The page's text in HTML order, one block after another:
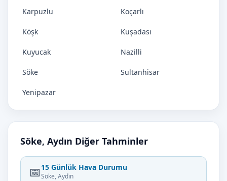
Karpuzlu Koçarlı
Köşk Kuşadası
Kuyucak Nazilli
Söke Sultanhisar
Yenipazar
Söke, Aydın Diğer Tahminler
📅 15 Günlük Hava Durumu
Söke, Aydın